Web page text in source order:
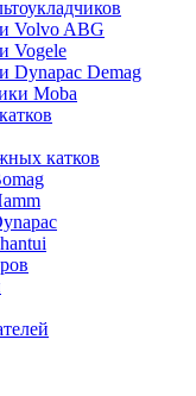
Volvo ABG
Vogele
Dynapac Demag
Moba
катков